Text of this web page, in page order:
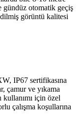
gündüz otomatik geçiş
görüntü kalitesi
IP67 sertifikasına
çamur ve yıkama
kullanımı için özel
çalışma koşullarına